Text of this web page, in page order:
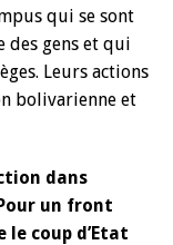
qui se sont
des gens et qui
Leurs actions
bolivarienne et
dans
un front
coup d’Etat